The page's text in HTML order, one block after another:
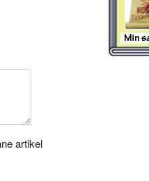
artikel